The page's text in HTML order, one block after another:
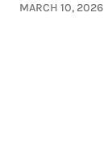
MARCH 10, 2026